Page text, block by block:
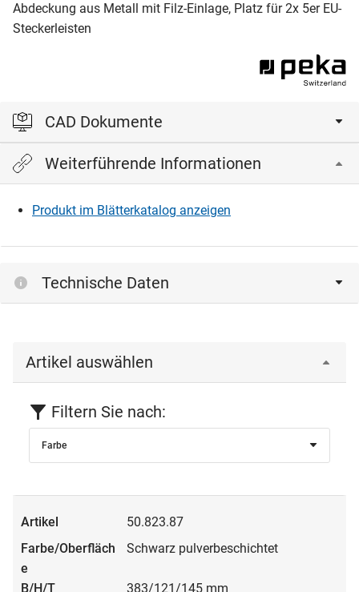
Abdeckung aus Metall mit Filz-Einlage, Platz für 2x 5er EU-
Steckerleisten
CAD Dokumente
Bitte einloggen, um die CAD‑Dateien anzeigen und
herunterladen zu können.
Einloggen
Weiterführende Informationen
Produkt im Blätterkatalog anzeigen
Technische Daten
Artikel auswählen
Filtern Sie nach:
Farbe
50.823.87
Schwarz pulverbeschichtet
383/121/145 mm